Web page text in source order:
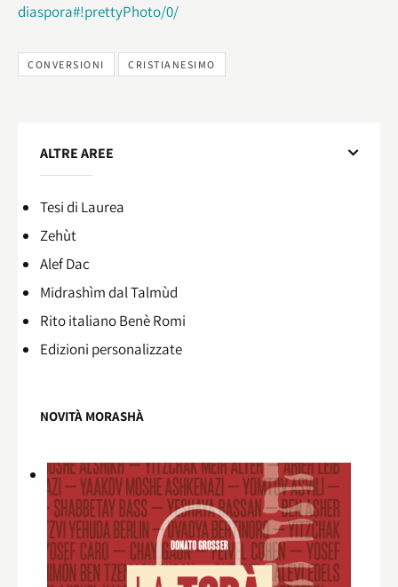
diaspora#!prettyPhoto/0/
CONVERSIONI CRISTIANESIMO
ALTRE AREE
Tesi di Laurea
Zehùt
Alef Dac
Midrashìm dal Talmùd
Rito italiano Benè Romi​
Edizioni personalizzate
NOVITÀ MORASHÀ